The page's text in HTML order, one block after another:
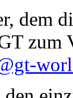
dem
zum